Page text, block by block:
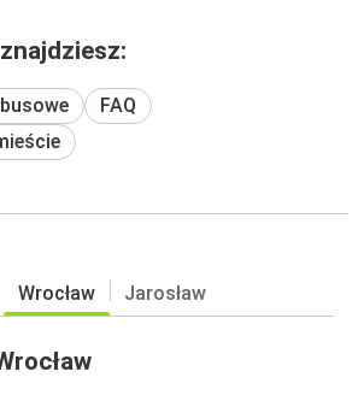
FAQ
Wrocław Jarosław